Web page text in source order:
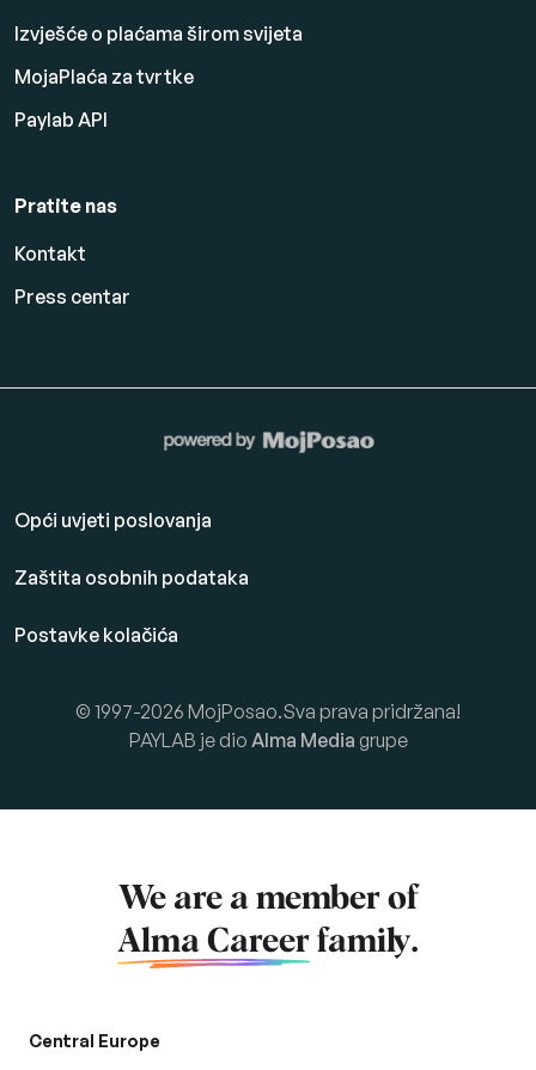
Izvješće o plaćama širom svijeta
MojaPlaća za tvrtke
Paylab API
Pratite nas
Kontakt
Press centar
Opći uvjeti poslovanja
Zaštita osobnih podataka
Postavke kolačića
© 1997-2026 MojPosao.Sva prava pridržana!
PAYLAB je dio Alma Media grupe
We are a member of
Alma Career family.
Central Europe